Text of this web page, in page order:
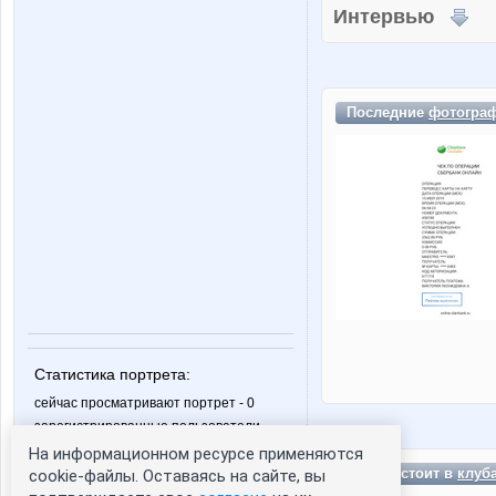
Статистика портрета:
сейчас просматривают портрет - 0
зарегистрированные пользователи
Интервью
Последние
зоян состоит в
На информационном ресурсе применяются
cookie-файлы. Оставаясь на сайте, вы